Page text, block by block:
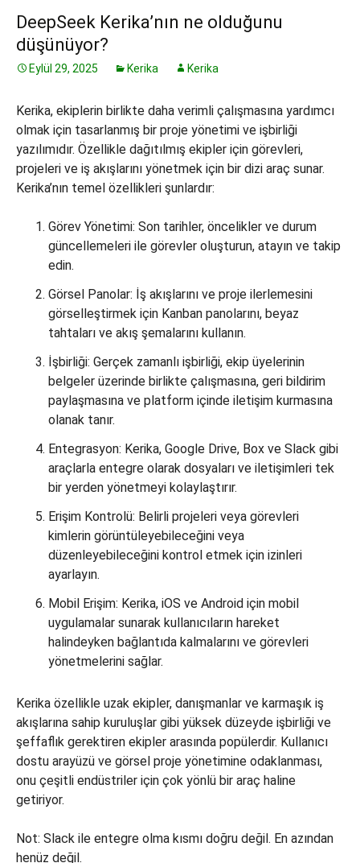
DeepSeek Kerika’nın ne olduğunu
düşünüyor?
Eylül 29, 2025 Kerika Kerika
Kerika, ekiplerin birlikte daha verimli çalışmasına yardımcı
olmak için tasarlanmış bir proje yönetimi ve işbirliği
yazılımıdır. Özellikle dağıtılmış ekipler için görevleri,
projeleri ve iş akışlarını yönetmek için bir dizi araç sunar.
Kerika’nın temel özellikleri şunlardır:
Görev Yönetimi: Son tarihler, öncelikler ve durum
güncellemeleri ile görevler oluşturun, atayın ve takip
edin.
Görsel Panolar: İş akışlarını ve proje ilerlemesini
görselleştirmek için Kanban panolarını, beyaz
tahtaları ve akış şemalarını kullanın.
İşbirliği: Gerçek zamanlı işbirliği, ekip üyelerinin
belgeler üzerinde birlikte çalışmasına, geri bildirim
paylaşmasına ve platform içinde iletişim kurmasına
olanak tanır.
Entegrasyon: Kerika, Google Drive, Box ve Slack gibi
araçlarla entegre olarak dosyaları ve iletişimleri tek
bir yerden yönetmeyi kolaylaştırır.
Erişim Kontrolü: Belirli projeleri veya görevleri
kimlerin görüntüleyebileceğini veya
düzenleyebileceğini kontrol etmek için izinleri
ayarlayın.
Mobil Erişim: Kerika, iOS ve Android için mobil
uygulamalar sunarak kullanıcıların hareket
halindeyken bağlantıda kalmalarını ve görevleri
yönetmelerini sağlar.
Kerika özellikle uzak ekipler, danışmanlar ve karmaşık iş
akışlarına sahip kuruluşlar gibi yüksek düzeyde işbirliği ve
şeffaflık gerektiren ekipler arasında popülerdir. Kullanıcı
dostu arayüzü ve görsel proje yönetimine odaklanması,
onu çeşitli endüstriler için çok yönlü bir araç haline
getiriyor.
Not: Slack ile entegre olma kısmı doğru değil. En azından
henüz değil.